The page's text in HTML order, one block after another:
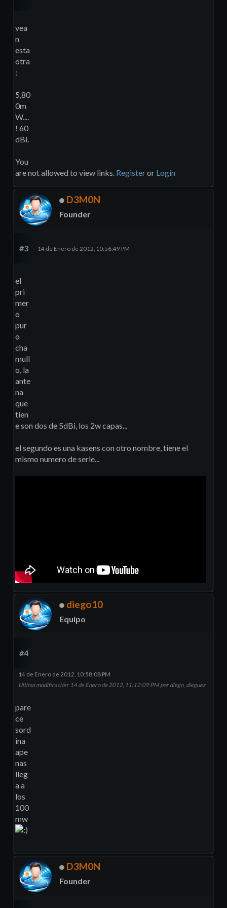
vea
n
esta
otra
:
5,80
0m
W....
! 60
dBi.
You
are not allowed to view links. Registeror Login
D3M0N
Founder
#3 14 de Enero de 2012, 10:56:49 PM
el
pri
mer
o
pur
o
cha
mull
o, la
ante
na
que
tien
e son dos de 5dBi, los 2w capas...
el segundo es una kasens con otro nombre, tiene el
mismo numero de serie...
diego10
Equipo
#4
14 de Enero de 2012, 10:58:08 PM
Ultima modificación: 14 de Enero de 2012, 11:12:09 PM por diego_dieguez
pare
ce
sord
ina
ape
nas
lleg
a a
los
100
mw
D3M0N
Founder